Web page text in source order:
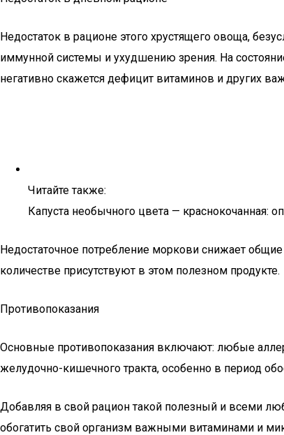
Недостаток в рационе этого хрустящего овоща,
иммунной системы и ухудшению зрения. На
негативно скажется дефицит витаминов и других
Читайте также:
Капуста необычного цвета — краснокочанная:
Недостаточное потребление моркови снижает
количестве присутствуют в этом полезном продукте.
Противопоказания
Основные противопоказания включают: любые
желудочно-кишечного тракта, особенно в период
Добавляя в свой рацион такой полезный и всеми
обогатить свой организм важными витаминами и